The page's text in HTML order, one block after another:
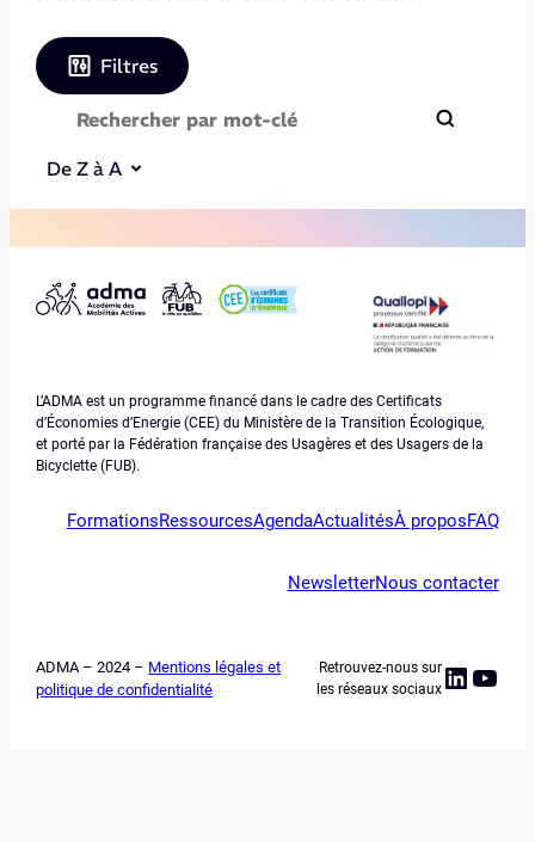
Filtres
De Z à A
L’ADMA est un programme financé dans le cadre des Certificats
d’Économies d’Energie (CEE) du Ministère de la Transition Écologique,
et porté par la Fédération française des Usagères et des Usagers de la
Bicyclette (FUB).
FormationsRessourcesAgendaActualitésÀ proposFAQ
NewsletterNous contacter
ADMA – 2024 – Mentions légales et
politique de confidentialité
Retrouvez-nous sur
les réseaux sociaux